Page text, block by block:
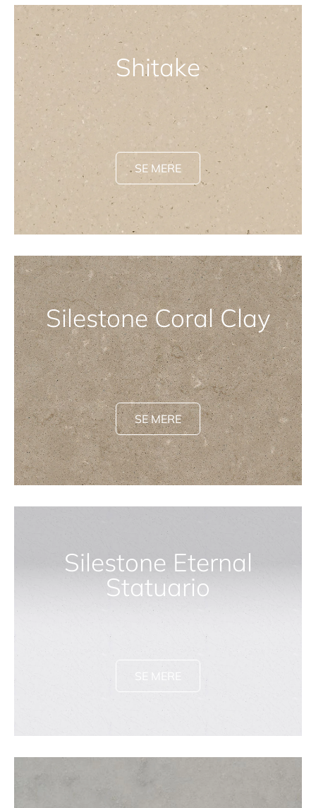
Shitake
SE MERE
Silestone Coral Clay
SE MERE
Silestone Eternal
Statuario
SE MERE